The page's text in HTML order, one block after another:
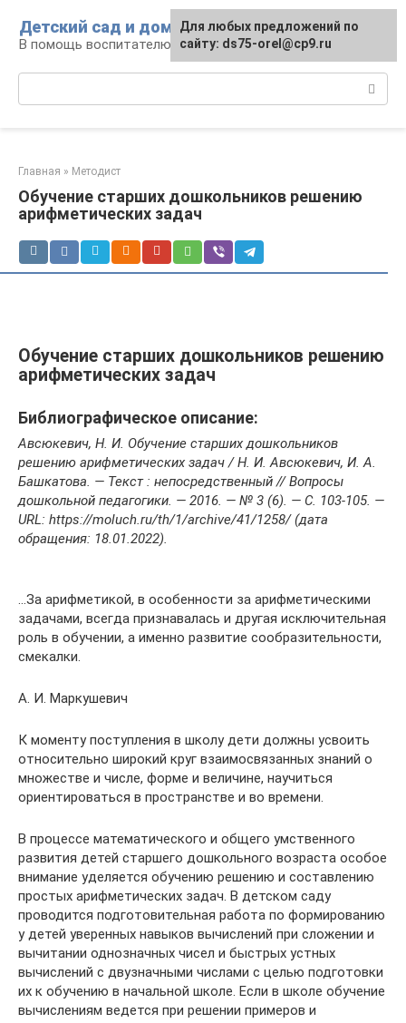
контенту
Детский сад и дом
В помощь воспитателю и родителям
Главная » Методист
Обучение старших дошкольников решению
арифметических задач
Обучение старших дошкольников решению
арифметических задач
Библиографическое описание:
Авсюкевич, Н. И. Обучение старших дошкольников
решению арифметических задач / Н. И. Авсюкевич, И. А.
Башкатова. — Текст : непосредственный // Вопросы
дошкольной педагогики. — 2016. — № 3 (6). — С. 103-105. —
URL: https://moluch.ru/th/1/archive/41/1258/ (дата
обращения: 18.01.2022).
…За арифметикой, в особенности за арифметическими
задачами, всегда признавалась и другая исключительная
роль в обучении, а именно развитие сообразительности,
смекалки.
А. И. Маркушевич
К моменту поступления в школу дети должны усвоить
относительно широкий круг взаимосвязанных знаний о
множестве и числе, форме и величине, научиться
ориентироваться в пространстве и во времени.
В процессе математического и общего умственного
развития детей старшего дошкольного возраста особое
внимание уделяется обучению решению и составлению
простых арифметических задач. В детском саду
проводится подготовительная работа по формированию
у детей уверенных навыков вычислений при сложении и
вычитании однозначных чисел и быстрых устных
вычислений с двузначными числами с целью подготовки
их к обучению в начальной школе. Если в школе обучение
вычислениям ведется при решении примеров и
Для любых предложений по
сайту: ds75-orel@cp9.ru